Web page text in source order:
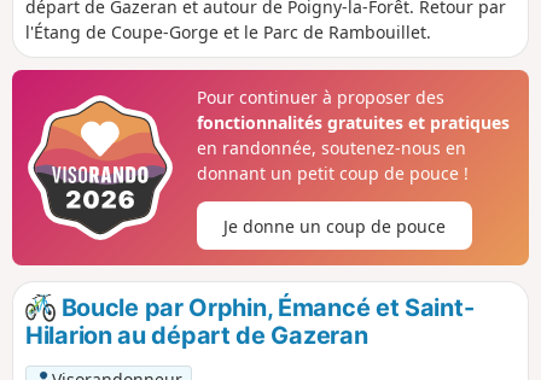
départ de Gazeran et autour de Poigny-la-Forêt. Retour par
l'Étang de Coupe-Gorge et le Parc de Rambouillet.
Pour continuer à proposer des
fonctionnalités gratuites et pratiques
en randonnée, soutenez-nous en
donnant un petit coup de pouce !
Je donne un coup de pouce
Boucle par Orphin, Émancé et Saint-
Hilarion au départ de Gazeran